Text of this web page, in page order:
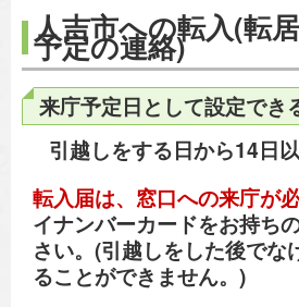
人吉市への転入(転
予定の連絡)
来庁予定日として設定でき
引越しをする日から14日
転入届は、窓口への来庁が必
イナンバーカードをお持ち
さい。(引越しをした後でな
ることができません。)